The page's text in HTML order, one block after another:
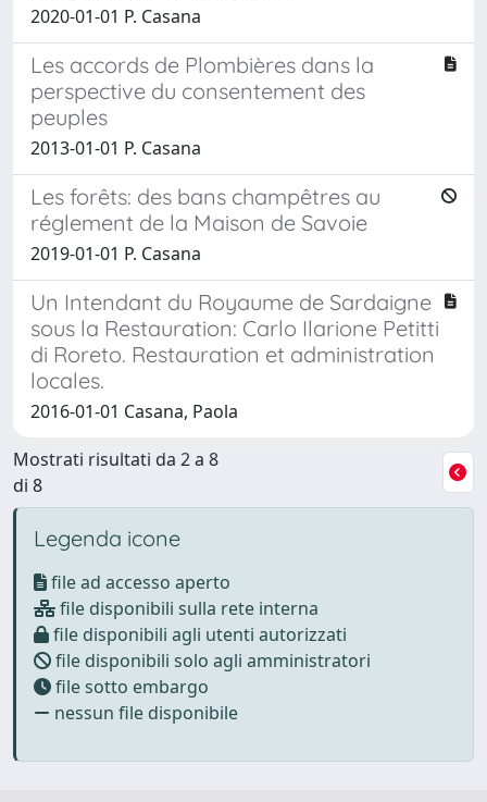
2020-01-01 P. Casana
Les accords de Plombières dans la
perspective du consentement des
peuples
2013-01-01 P. Casana
Les forêts: des bans champêtres au
réglement de la Maison de Savoie
2019-01-01 P. Casana
Un Intendant du Royaume de Sardaigne
sous la Restauration: Carlo Ilarione Petitti
di Roreto. Restauration et administration
locales.
2016-01-01 Casana, Paola
Mostrati risultati da 2 a 8
di 8
Legenda icone
file ad accesso aperto
file disponibili sulla rete interna
file disponibili agli utenti autorizzati
file disponibili solo agli amministratori
file sotto embargo
nessun file disponibile